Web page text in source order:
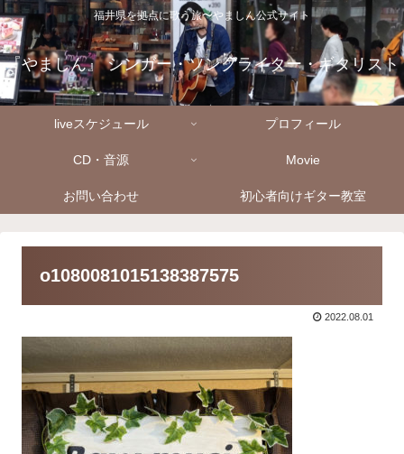
福井県を拠点に歌う旅〜やましん公式サイト
『やましん』 シンガー・ソングライター・ギタリスト
liveスケジュール プロフィール
CD・音源 Movie
お問い合わせ 初心者向けギター教室
o1080081015138387575
2022.08.01